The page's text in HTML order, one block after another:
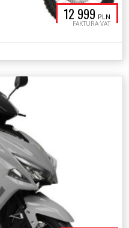
12 999 PLN
FAKTURA VAT